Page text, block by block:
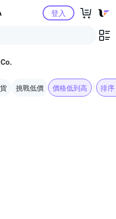
Yahoo購物中心登入
挑戰低價 價格低到高 排序